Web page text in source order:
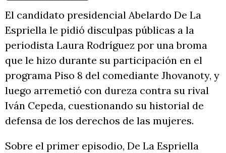
El candidato presidencial Abelardo De La
Espriella le pidió disculpas públicas a la
periodista Laura Rodríguez por una broma
que le hizo durante su participación en el
programa Piso 8 del comediante Jhovanoty, y
luego arremetió con dureza contra su rival
Iván Cepeda, cuestionando su historial de
defensa de los derechos de las mujeres.
Sobre el primer episodio, De La Espriella